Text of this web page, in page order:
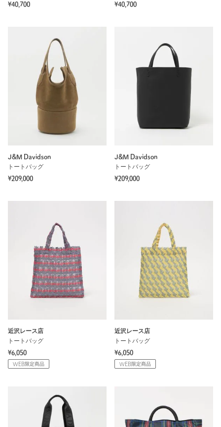
¥40,700
¥40,700
J&M Davidson
トートバッグ
¥209,000
J&M Davidson
トートバッグ
¥209,000
近沢レース店
トートバッグ
¥6,050
WEB限定商品
近沢レース店
トートバッグ
¥6,050
WEB限定商品